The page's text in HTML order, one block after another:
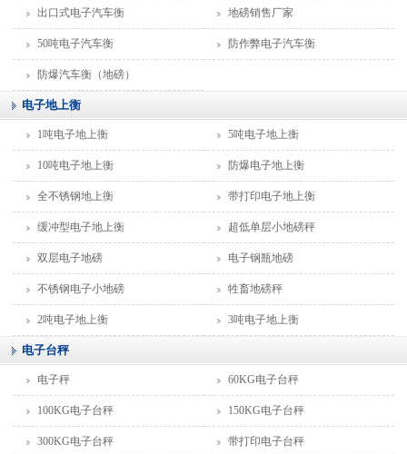
出口式电子汽车衡 地磅销售厂家
50吨电子汽车衡 防作弊电子汽车衡
防爆汽车衡（地磅）
电子地上衡
1吨电子地上衡 5吨电子地上衡
10吨电子地上衡 防爆电子地上衡
全不锈钢地上衡 带打印电子地上衡
缓冲型电子地上衡 超低单层小地磅秤
双层电子地磅 电子钢瓶地磅
不锈钢电子小地磅 牲畜地磅秤
2吨电子地上衡 3吨电子地上衡
电子台秤
电子秤 60KG电子台秤
100KG电子台秤 150KG电子台秤
300KG电子台秤 带打印电子台秤